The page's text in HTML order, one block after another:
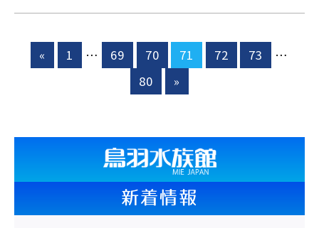
« 1 … 69 70 71 72 73
…
80
»
新着情報